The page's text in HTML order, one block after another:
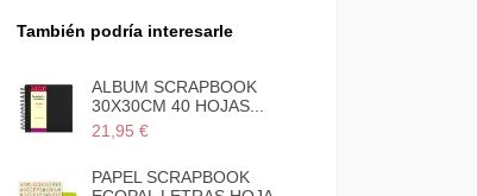
También podría interesarle
ALBUM SCRAPBOOK
30X30CM 40 HOJAS...
21,95 €
PAPEL SCRAPBOOK